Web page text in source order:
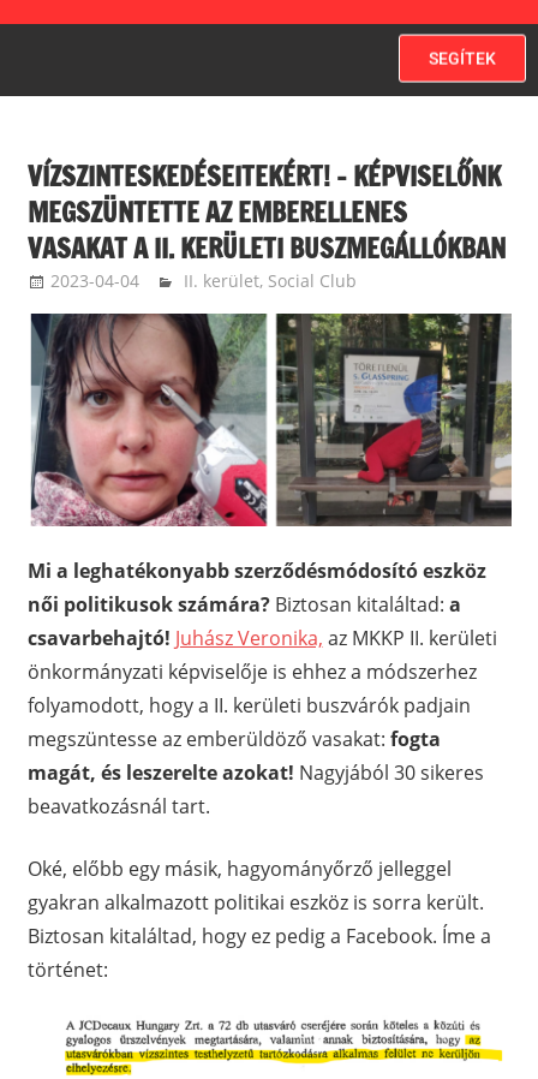
SEGÍTEK
VÍZSZINTESKEDÉSEITEKÉRT! – KÉPVISELŐNK
MEGSZÜNTETTE AZ EMBERELLENES
VASAKAT A II. KERÜLETI BUSZMEGÁLLÓKBAN
2023-04-04 langdavid
II. kerület, Social Club
Mi a leghatékonyabb szerződésmódosító eszköz
női politikusok számára?Biztosan kitaláltad: a
csavarbehajtó! Juhász Veronika, az MKKP II. kerületi
önkormányzati képviselője is ehhez a módszerhez
folyamodott, hogy a II. kerületi buszvárók padjain
megszüntesse az emberüldöző vasakat: fogta
magát, és leszerelte azokat! Nagyjából 30 sikeres
beavatkozásnál tart.
Oké, előbb egy másik, hagyományőrző jelleggel
gyakran alkalmazott politikai eszköz is sorra került.
Biztosan kitaláltad, hogy ez pedig a Facebook. Íme a
történet: